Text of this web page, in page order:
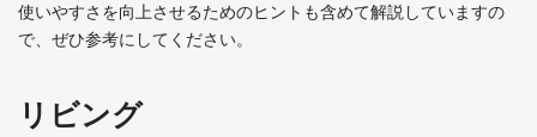
使いやすさを向上させるためのヒントも含めて解説していますの
で、ぜひ参考にしてください。
リビング